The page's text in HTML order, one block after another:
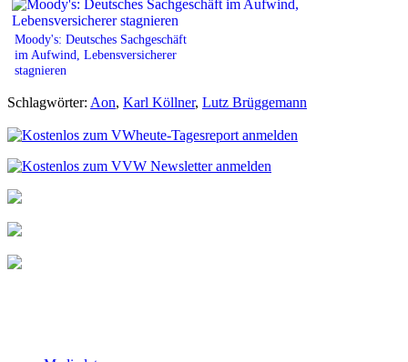
Moody's: Deutsches Sachgeschäft
im Aufwind, Lebensversicherer
stagnieren
Schlagwörter: Aon, Karl Köllner, Lutz Brüggemann